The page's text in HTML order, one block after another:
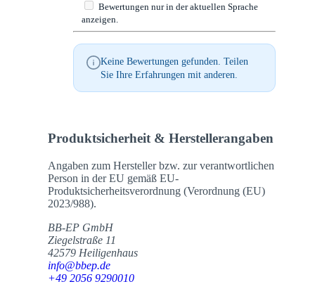
Bewertungen nur in der aktuellen Sprache
anzeigen.
Keine Bewertungen gefunden. Teilen
Sie Ihre Erfahrungen mit anderen.
Produktsicherheit & Herstellerangaben
Angaben zum Hersteller bzw. zur verantwortlichen
Person in der EU gemäß EU-
Produktsicherheitsverordnung (Verordnung (EU)
2023/988).
BB-EP GmbH
Ziegelstraße 11
42579 Heiligenhaus
info@bbep.de
+49 2056 9290010